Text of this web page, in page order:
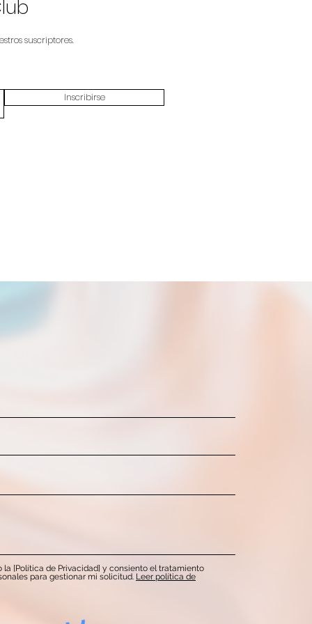
suscriptores.
Inscribirse
la [Política de Privacidad] y consiento el tratamiento
para gestionar mi solicitud. Leer política de